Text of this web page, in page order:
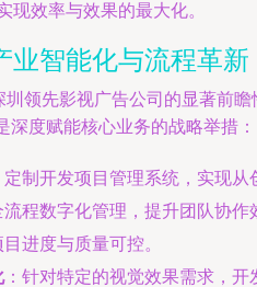
现效率与效果的最大化。
业智能化与流程革新
圳领先影视广告公司的显著前瞻
度赋能核心业务的战略举措：
定制开发项目管理系统，实现从
程数字化管理，提升团队协作
进度与质量可控。
：针对特定的视觉效果需求，开